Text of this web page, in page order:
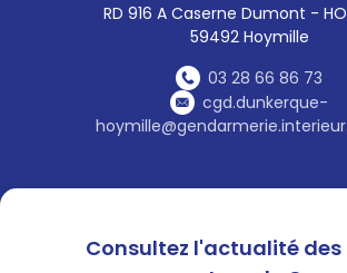
RD 916 A Caserne Dumont -
59492 Hoymille
03 28 66 86 73
cgd.dunkerque-
Consultez l'actualité